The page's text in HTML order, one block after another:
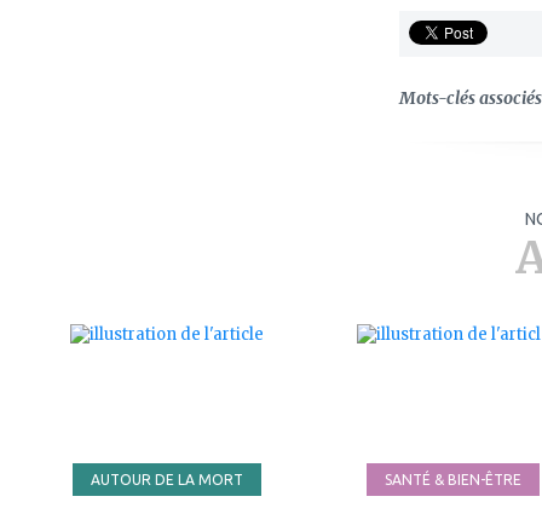
Mots-clés
AUTOUR DE LA MORT SANTÉ & BIEN-ÊTRE